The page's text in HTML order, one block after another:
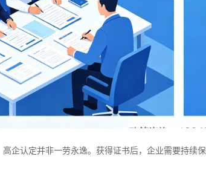
高企认定并非一劳永逸。获得证书后，企业需要持续